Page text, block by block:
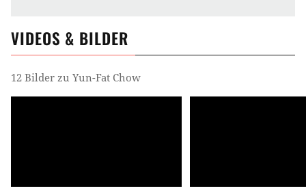
VIDEOS & BILDER
12 Bilder zu Yun-Fat Chow